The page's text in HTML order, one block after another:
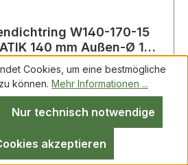
W140-170-15
140 mm Außen-Ø 170
170-15 BASL
AD 170mm B.15mm
Weitere Produkte im Bereich Dichtring
Cookies, um eine bestmögliche
können. Mehr Informationen ...
Nur technisch notwendige
akzeptieren